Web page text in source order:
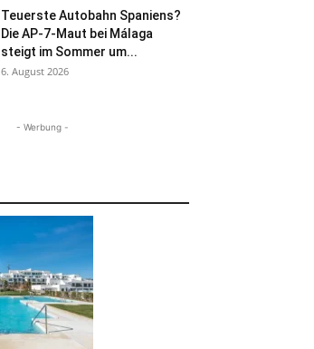
Teuerste Autobahn Spaniens?
Die AP-7-Maut bei Málaga
steigt im Sommer um...
6. August 2026
- Werbung -